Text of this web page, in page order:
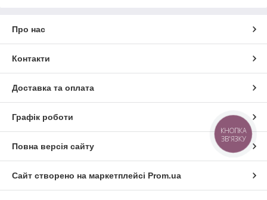
Про нас
Контакти
Доставка та оплата
Графік роботи
Повна версія сайту
Сайт створено на маркетплейсі Prom.ua
КНОПКА
ЗВ'ЯЗКУ